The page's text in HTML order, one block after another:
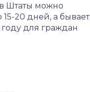
в Штаты можно
20 дней, а бывает
для граждан